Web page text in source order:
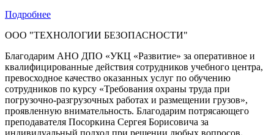
Подробнее
ООО "ТЕХНОЛОГИИ БЕЗОПАСНОСТИ"
Благодарим АНО ДПО «УКЦ «Развитие» за оперативное и
квалифицированные действия сотрудников учебного центра,
превосходное качество оказанных услуг по обучению
сотрудников по курсу «Требования охраны труда при
погрузочно-разгрузочных работах и размещении грузов»,
проявленную внимательность. Благодарим потрясающего
преподавателя Посоркина Сергея Борисовича за